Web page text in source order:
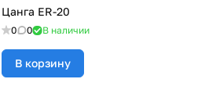
Цанга ER-20
0 0 В наличии
В корзину